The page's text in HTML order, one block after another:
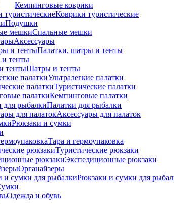
Кемпинговые коврики
Коврики туристические
Подушки
Спальные мешки
Аксессуары
Палатки, шатры и тенты
тенты
Шатры и тенты
Ультралегкие палатки
Туристические палатки
Кемпинговые палатки
Палатки для рыбалки
Аксессуары для палаток
Рюкзаки и сумки
Тара и гермоупаковка
Туристические рюкзаки
Экспедиционные рюкзаки
Органайзеры
Рюкзаки и сумки для
Одежда и обувь